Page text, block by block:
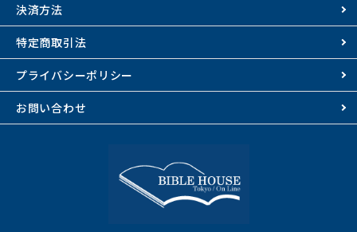
決済方法
特定商取引法
プライバシーポリシー
お問い合わせ